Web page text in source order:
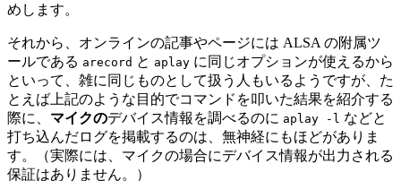
めします。
それから、オンラインの記事やページには ALSA の附属ツ
ールである arecord と aplay に同じオプションが使えるから
といって、雑に同じものとして扱う人もいるようですが、た
とえば上記のような目的でコマンドを叩いた結果を紹介する
際に、 マイクのデバイス情報を調べるのに aplay -l などと
打ち込んだログを掲載するのは、無神経にもほどがありま
す。（実際には、マイクの場合にデバイス情報が出力される
保証はありません。）